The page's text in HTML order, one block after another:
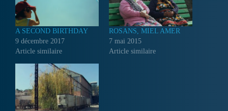
A SECOND BIRTHDAY
9 décembre 2017
Article similaire
ROSANS, MIEL AMER
7 mai 2015
Article similaire